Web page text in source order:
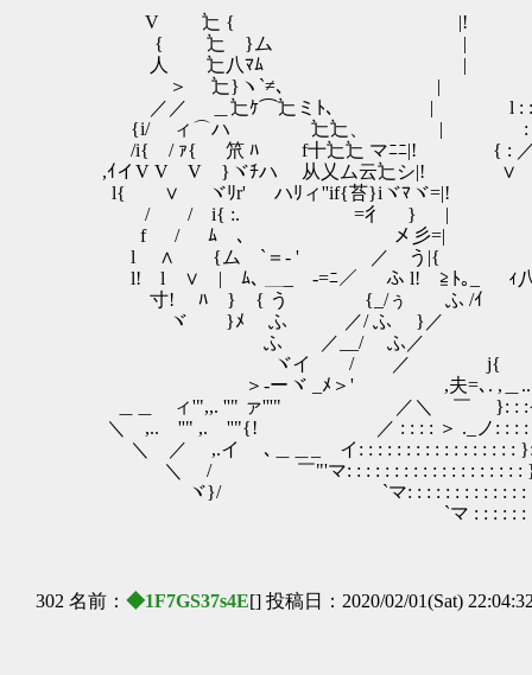
V 辷 { |! i| : : : |
{ 辷 }ム | l: : : : |
人 辷八ﾏﾑ | : : : :
＞ 辷}ヽ`≠､ | | : : : ﾘ
／／ ＿辷ｹ⌒辷ミﾄ､ | l : : :
{i/ ィ⌒ハ 辷辷、 | : : : :
/i{ / ｧ{ 笊 ﾊ f十辷辷 マ
,ｲイV V V }ヾﾁハ 从乂ム云
l{ ∨ ヾﾘr' ハﾘィ''if{苔}iヾﾏ
/ / i{ :. ゞ=彳 }
f / ﾑ ､ メ彡=|
l ∧ {ム `＝- ' ／ う|{
l! l ∨ | ﾑ､ ＿_ -=ﾆ／ ふ l!
寸! ﾊ } { う {_/ぅ ふ /ｲ ミ､ '''
ヾ }ﾒ ふ ／/ ふ }
ふ ／__/ ふ／
ヾイ / ／ j{ メ
＞-ーヾ _ﾒ＞' ,夫=､. ,
＿＿ ィ'",,. ''" ァ'''" ／＼ ￣ }: : :{,ｨ
＼ ,.. ''" ,. ''"{! ／ : : : : ＞ ._ノ: : : :
＼ ／ ,.イ ゝ､＿＿_ イ: : : : : : : : : : : : : : : : : }: : :
＼ / ￣"'マ: : : : : : : : : : : : : : : : : : : } : : : : :
ヾ}/ `マ: : : : : : : : : : : : : : : : | : : : : :
`マ : : : : : : : : : : : : /: : : : : : : :
302 名前： ◆1F7GS37s4E[] 投稿日：2020/02/01(Sat)